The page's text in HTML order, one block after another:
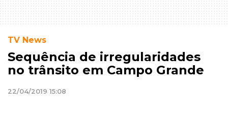
TV News
Sequência de irregularidades
no trânsito em Campo Grande
22/04/2019 15:08